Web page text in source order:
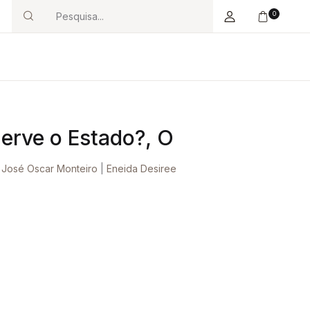
Search
0
o Estado?, O
José Oscar Monteiro Eneida Desiree